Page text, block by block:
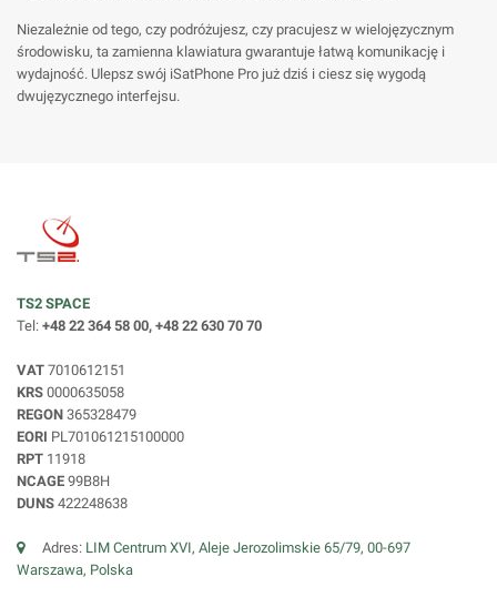
Niezależnie od tego, czy podróżujesz, czy pracujesz w wielojęzycznym
środowisku, ta zamienna klawiatura gwarantuje łatwą komunikację i
wydajność. Ulepsz swój iSatPhone Pro już dziś i ciesz się wygodą
dwujęzycznego interfejsu.
TS2 SPACE
Tel: +48 22 364 58 00, +48 22 630 70 70
VAT 7010612151
KRS 0000635058
REGON 365328479
EORI PL701061215100000
RPT 11918
NCAGE 99B8H
DUNS 422248638
Adres: LIM Centrum XVI, Aleje Jerozolimskie 65/79, 00-697
Warszawa, Polska